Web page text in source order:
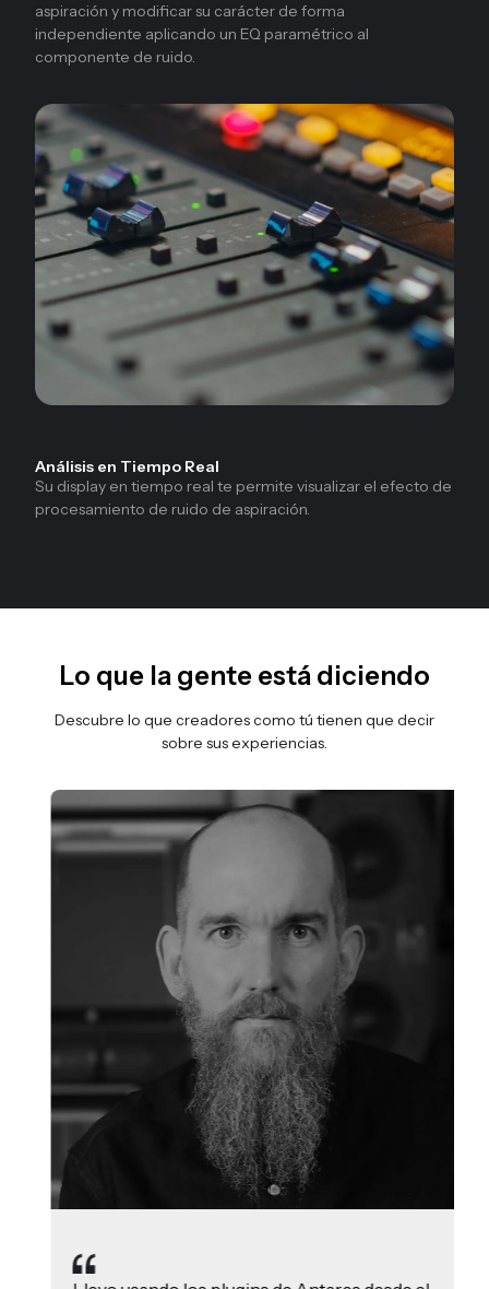
aspiración y modificar su carácter de forma
independiente aplicando un EQ paramétrico al
componente de ruido.
Análisis en Tiempo Real
Su display en tiempo real te permite visualizar el efecto de
procesamiento de ruido de aspiración.
Lo que la gente está diciendo
Descubre lo que creadores como tú tienen que decir
sobre sus experiencias.
Diapositiva 3 de 3